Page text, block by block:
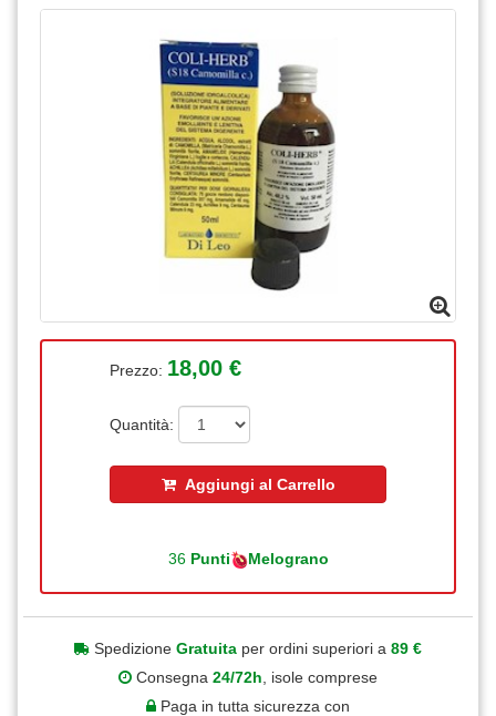
Prezzo: 18,00 €
Quantità:
Aggiungi al Carrello
36 Punti Melograno
Spedizione Gratuita per ordini superiori a 89 €
Consegna 24/72h , isole comprese
Paga in tutta sicurezza con